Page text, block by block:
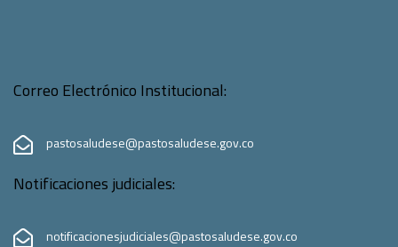
Correo Electrónico Institucional:
pastosaludese@pastosaludese.gov.co
Notificaciones judiciales:
notificacionesjudiciales@pastosaludese.gov.co